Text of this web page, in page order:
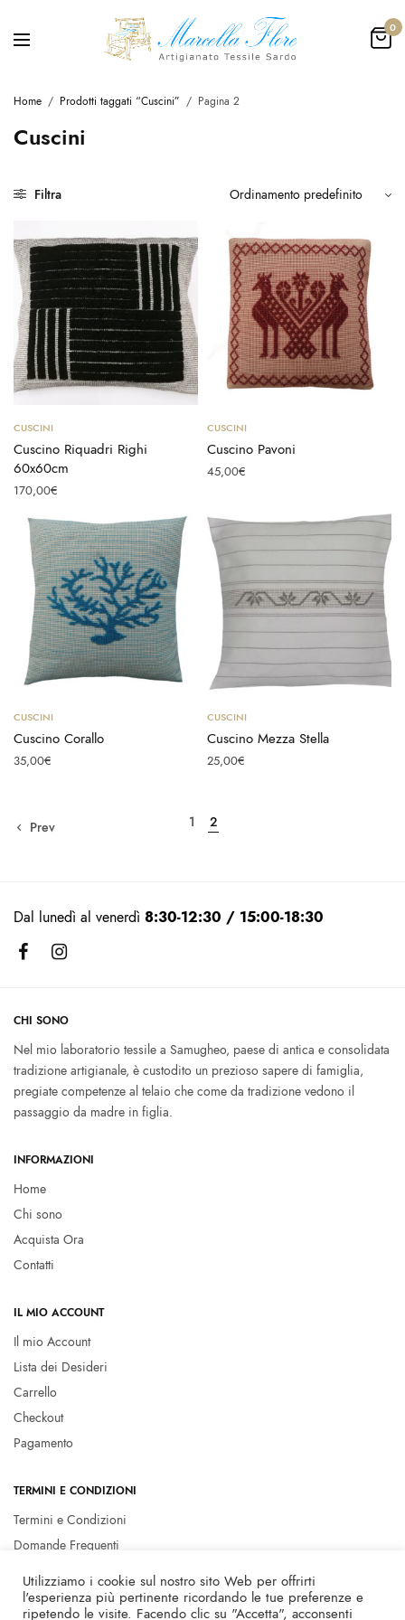
0
Home / Prodotti taggati “Cuscini” / Pagina 2
Cuscini
Filtra
Aggiungi al carrello
CUSCINI
Cuscino Riquadri Righi
60x60cm
170,00€
Aggiungi al carrello
CUSCINI
Cuscino Pavoni
45,00€
Aggiungi al carrello
CUSCINI
Cuscino Corallo
35,00€
Aggiungi al carrello
CUSCINI
Cuscino Mezza Stella
25,00€
Prev 1 2
Dal lunedì al venerdì8:30-12:30 / 15:00-18:30
CHI SONO
Nel mio laboratorio tessile a Samugheo, paese di antica e consolidata
tradizione artigianale, è custodito un prezioso sapere di famiglia,
pregiate competenze al telaio che come da tradizione vedono il
passaggio da madre in figlia.
INFORMAZIONI
Home
Chi sono
Acquista Ora
Contatti
IL MIO ACCOUNT
Il mio Account
Lista dei Desideri
Carrello
Checkout
Pagamento
TERMINI E CONDIZIONI
Termini e Condizioni
Domande Frequenti
Privacy policy
Cookie Policy
Utilizziamo i cookie sul nostro sito Web per offrirti
l'esperienza più pertinente ricordando le tue preferenze e
ripetendo le visite. Facendo clic su "Accetta", acconsenti